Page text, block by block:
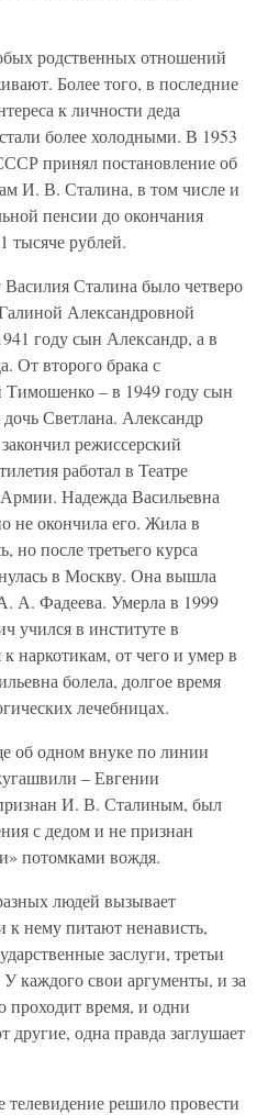
родственных отношений
Более того, в последние
к личности деда
более холодными. В 1953
принял постановление об
И. В. Сталина, в том числе и
пенсии до окончания
тысяче рублей.
Сталина было четверо
Александровной
году сын Александр, а в
От второго брака с
– в 1949 году сын
Светлана. Александр
режиссерский
работал в Театре
Надежда Васильевна
не окончила его. Жила в
но после третьего курса
в Москву. Она вышла
А. Фадеева. Умерла в 1999
учился в институте в
наркотикам, от чего и умер в
болела, долгое время
лечебницах.
об одном внуке по линии
– Евгении
И. В. Сталиным, был
с дедом и не признан
потомками вождя.
людей вызывает
к нему питают ненависть,
заслуги, третьи
каждого свои аргументы, и за
время, и одни
одна правда заглушает
решило провести